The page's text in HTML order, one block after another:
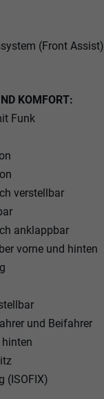
(Front Assist)
KOMFORT:
Funk
verstellbar
anklappbar
vorne und hinten
und Beifahrer
(ISOFIX)